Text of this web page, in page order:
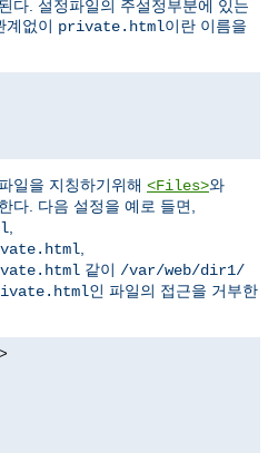
다. 설정파일의 주설정부분에 있는
계없이 private.html이란 이름을
일을 지칭하기위해 <Files>와
다. 다음 설정을 예로 들면,
같이 /var/web/dir1/
인 파일의 접근을 거부한